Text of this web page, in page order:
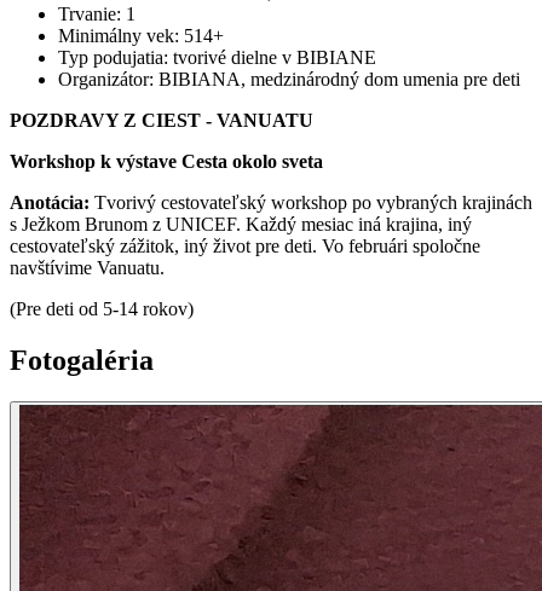
Trvanie: 1
Minimálny vek: 514+
Typ podujatia: tvorivé dielne v BIBIANE
Organizátor: BIBIANA, medzinárodný dom umenia pre deti
POZDRAVY Z CIEST - VANUATU
Workshop k výstave Cesta okolo sveta
Anotácia: Tvorivý cestovateľský workshop po vybraných krajinách
s Ježkom Brunom z UNICEF. Každý mesiac iná krajina, iný
cestovateľský zážitok, iný život pre deti. Vo februári spoločne
navštívime Vanuatu.
(Pre deti od 5-14 rokov)
Fotogaléria